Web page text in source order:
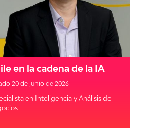
en la cadena de la IA
20 de junio de 2026
en Inteligencia y Análisis de